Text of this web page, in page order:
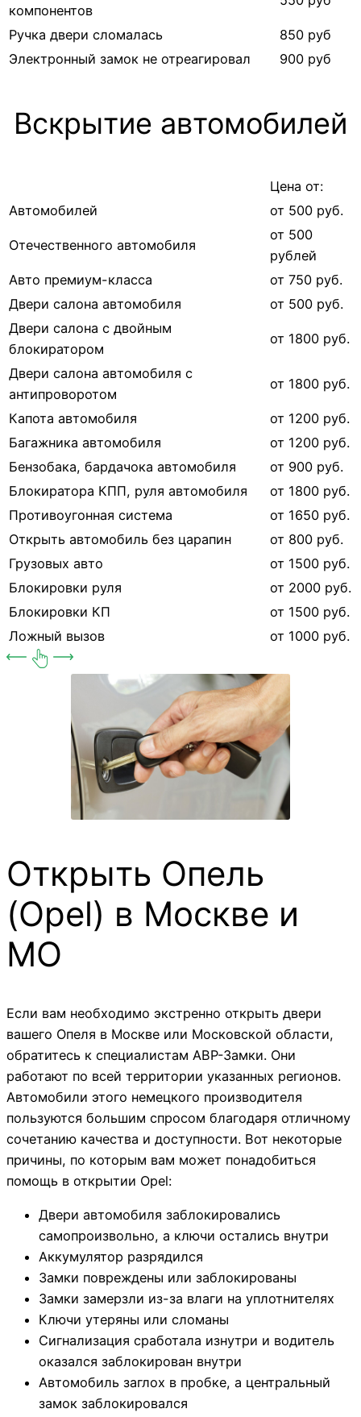
компонентов
Ручка двери сломалась
850 руб
Электронный замок не отреагировал
900 руб
Вскрытие автомобилей
Цена от:
Автомобилей
от 500 руб.
Отечественного автомобиля
от 500
рублей
Авто премиум-класса
от 750 руб.
Двери салона автомобиля
от 500 руб.
Двери салона с двойным
блокиратором
от 1800 руб.
Двери салона автомобиля с
антипроворотом
от 1800 руб.
Капота автомобиля
от 1200 руб.
Багажника автомобиля
от 1200 руб.
Бензобака, бардачока автомобиля
от 900 руб.
Блокиратора КПП, руля автомобиля
от 1800 руб.
Противоугонная система
от 1650 руб.
Открыть автомобиль без царапин
от 800 руб.
Грузовых авто
от 1500 руб.
Блокировки руля
от 2000 руб.
Блокировки КП
от 1500 руб.
Ложный вызов
от 1000 руб.
Открыть Опель
(Opel) в Москве и
МО
Если вам необходимо экстренно открыть двери
вашего Опеля в Москве или Московской области,
обратитесь к специалистам АВР-Замки. Они
работают по всей территории указанных регионов.
Автомобили этого немецкого производителя
пользуются большим спросом благодаря отличному
сочетанию качества и доступности. Вот некоторые
причины, по которым вам может понадобиться
помощь в открытии Opel:
Двери автомобиля заблокировались
самопроизвольно, а ключи остались внутри
Аккумулятор разрядился
Замки повреждены или заблокированы
Замки замерзли из-за влаги на уплотнителях
Ключи утеряны или сломаны
Сигнализация сработала изнутри и водитель
оказался заблокирован внутри
Автомобиль заглох в пробке, а центральный
замок заблокировался